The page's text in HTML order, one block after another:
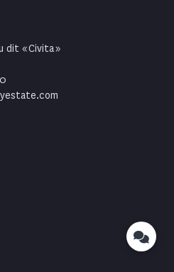
dominant
et les
vue panoramique à quelques
offre un lieu de vie à l'écart
Ref. AJA-102